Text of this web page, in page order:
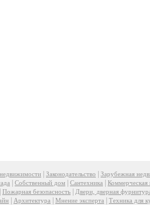
Законодательство Зарубежная
Собственный дом Сантехника
Пожарная безопасность Двери, дверная
Архитектура Мнение эксперта Техника для